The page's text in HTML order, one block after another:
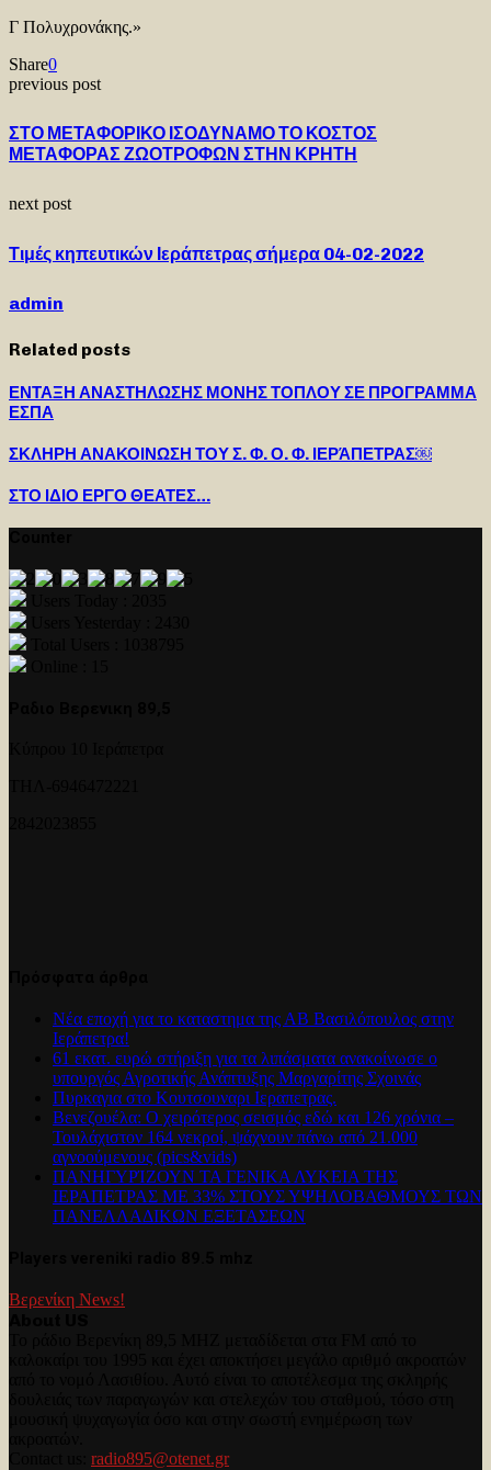
Γ Πολυχρονάκης.»
Share0
previous post
ΣΤΟ ΜΕΤΑΦΟΡΙΚΟ ΙΣΟΔΥΝΑΜΟ ΤΟ ΚΟΣΤΟΣ
ΜΕΤΑΦΟΡΑΣ ΖΩΟΤΡΟΦΩΝ ΣΤΗΝ ΚΡΗΤΗ
next post
Τιμές κηπευτικών Ιεράπετρας σήμερα 04-02-2022
admin
Related posts
ΕΝΤΑΞΗ ΑΝΑΣΤΗΛΩΣΗΣ ΜΟΝΗΣ ΤΟΠΛΟΥ ΣΕ ΠΡΟΓΡΑΜΜΑ
ΕΣΠΑ
ΣΚΛΗΡΗ ΑΝΑΚΟΙΝΩΣΗ ΤΟΥ Σ. Φ. Ο. Φ. ΙΕΡΆΠΕΤΡΑΣ￼
ΣΤΟ ΙΔΙΟ ΕΡΓΟ ΘΕΑΤΕΣ…
Νέα εποχή για το καταστημα της ΑΒ Βασιλόπουλος στην
Ιεράπετρα!
61 εκατ. ευρώ στήριξη για τα λιπάσματα ανακοίνωσε ο
υπουργός Αγροτικής Ανάπτυξης Μαργαρίτης Σχοινάς
Πυρκαγια στο Κουτσουναρι Ιεραπετρας.
Βενεζουέλα: Ο χειρότερος σεισμός εδώ και 126 χρόνια –
Τουλάχιστον 164 νεκροί, ψάχνουν πάνω από 21.000
αγνοούμενους (pics&vids)
ΠΑΝΗΓΥΡΊΖΟΥΝ ΤΑ ΓΕΝΙΚΑ ΛΥΚΕΙΑ ΤΗΣ
ΙΕΡΑΠΕΤΡΑΣ ΜΕ 33% ΣΤΟΥΣ ΥΨΗΛΟΒΑΘΜΟΥΣ ΤΩΝ
ΠΑΝΕΛΛΑΔΙΚΩΝ ΕΞΕΤΑΣΕΩΝ
Βερενίκη News!
radio895@otenet.gr